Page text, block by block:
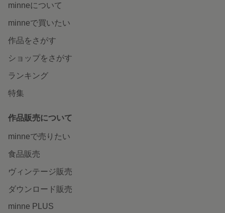
minneについて
minneで買いたい
作品をさがす
ショップをさがす
ランキング
特集
作品販売について
minneで売りたい
食品販売
ヴィンテージ販売
ダウンロード販売
minne PLUS